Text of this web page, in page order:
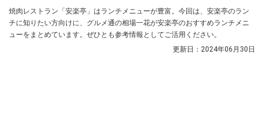
焼肉レストラン「安楽亭」はランチメニューが豊富。今回は、安楽亭のラン
チに知りたい方向けに、グルメ通の相場一花が安楽亭のおすすめランチメニ
ューをまとめています。ぜひとも参考情報としてご活用ください。
更新日： 2024年06月30日